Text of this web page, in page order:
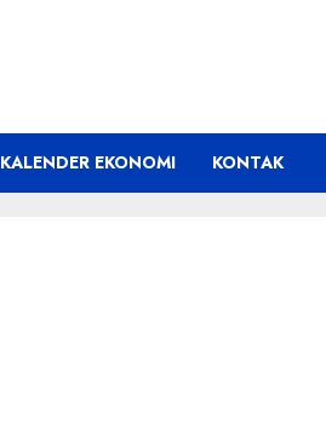
KALENDER EKONOMI KONTAK